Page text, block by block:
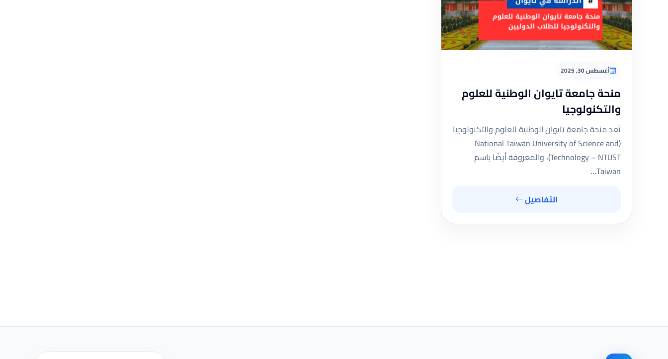
أغسطس 30, 2025
منحة جامعة تايوان الوطنية للعلوم
والتكنولوجيا
تُعد منحة جامعة تايوان الوطنية للعلوم والتكنولوجيا
(National Taiwan University of Science and
Technology – NTUST)، والمعروفة أيضًا باسم
Taiwan…
التفاصيل